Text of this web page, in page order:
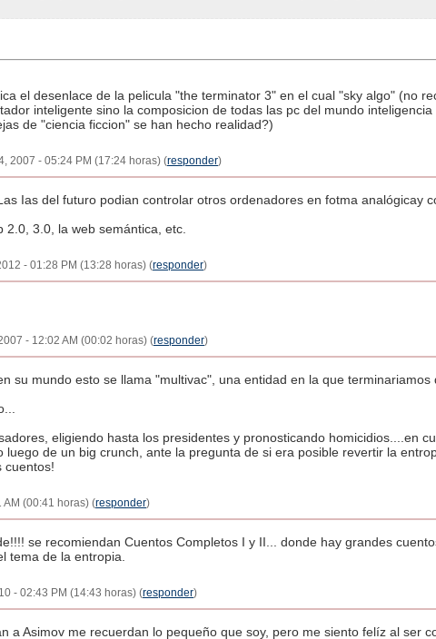
el desenlace de la pelicula "the terminator 3" en el cual "sky algo" (no
inteligente sino la composicion de todas las pc del mundo
de "ciencia ficcion" se han hecho realidad?)
2007 - 05:24 PM (17:24 horas) (responder)
Ias del futuro podian controlar otros ordenadores en fotma analógicay
2.0, 3.0, la web semántica, etc.
- 01:28 PM (13:28 horas) (responder)
- 12:02 AM (00:02 horas) (responder)
su mundo esto se llama "multivac", una entidad en la que
eligiendo hasta los presidentes y pronosticando homicidios....en
luego de un big crunch, ante la pregunta de si era posible revertir la
cuentos!
AM (00:41 horas) (responder)
se recomiendan Cuentos Completos I y II... donde hay grandes
tema de la entropia.
- 02:43 PM (14:43 horas) (responder)
a Asimov me recuerdan lo pequeño que soy, pero me siento felíz al ser